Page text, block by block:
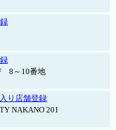
8～10番地
り店舗登録
NAKANO 201